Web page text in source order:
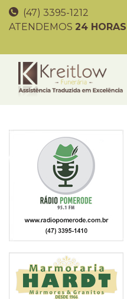
(47) 3395-1212
ATENDEMOS 24 HORAS